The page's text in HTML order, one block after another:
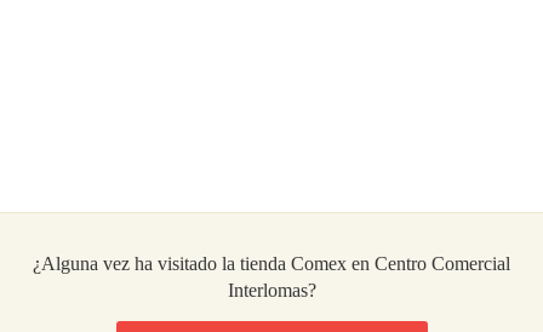
¿Alguna vez ha visitado la tienda Comex en Centro Comercial
Interlomas?